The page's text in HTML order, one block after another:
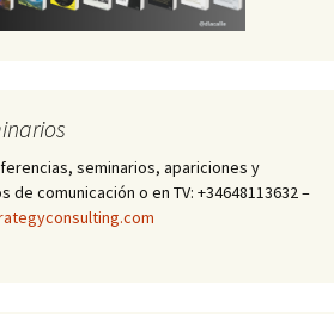
seminarios, apariciones y
comunicación o en TV: +34648113632 –